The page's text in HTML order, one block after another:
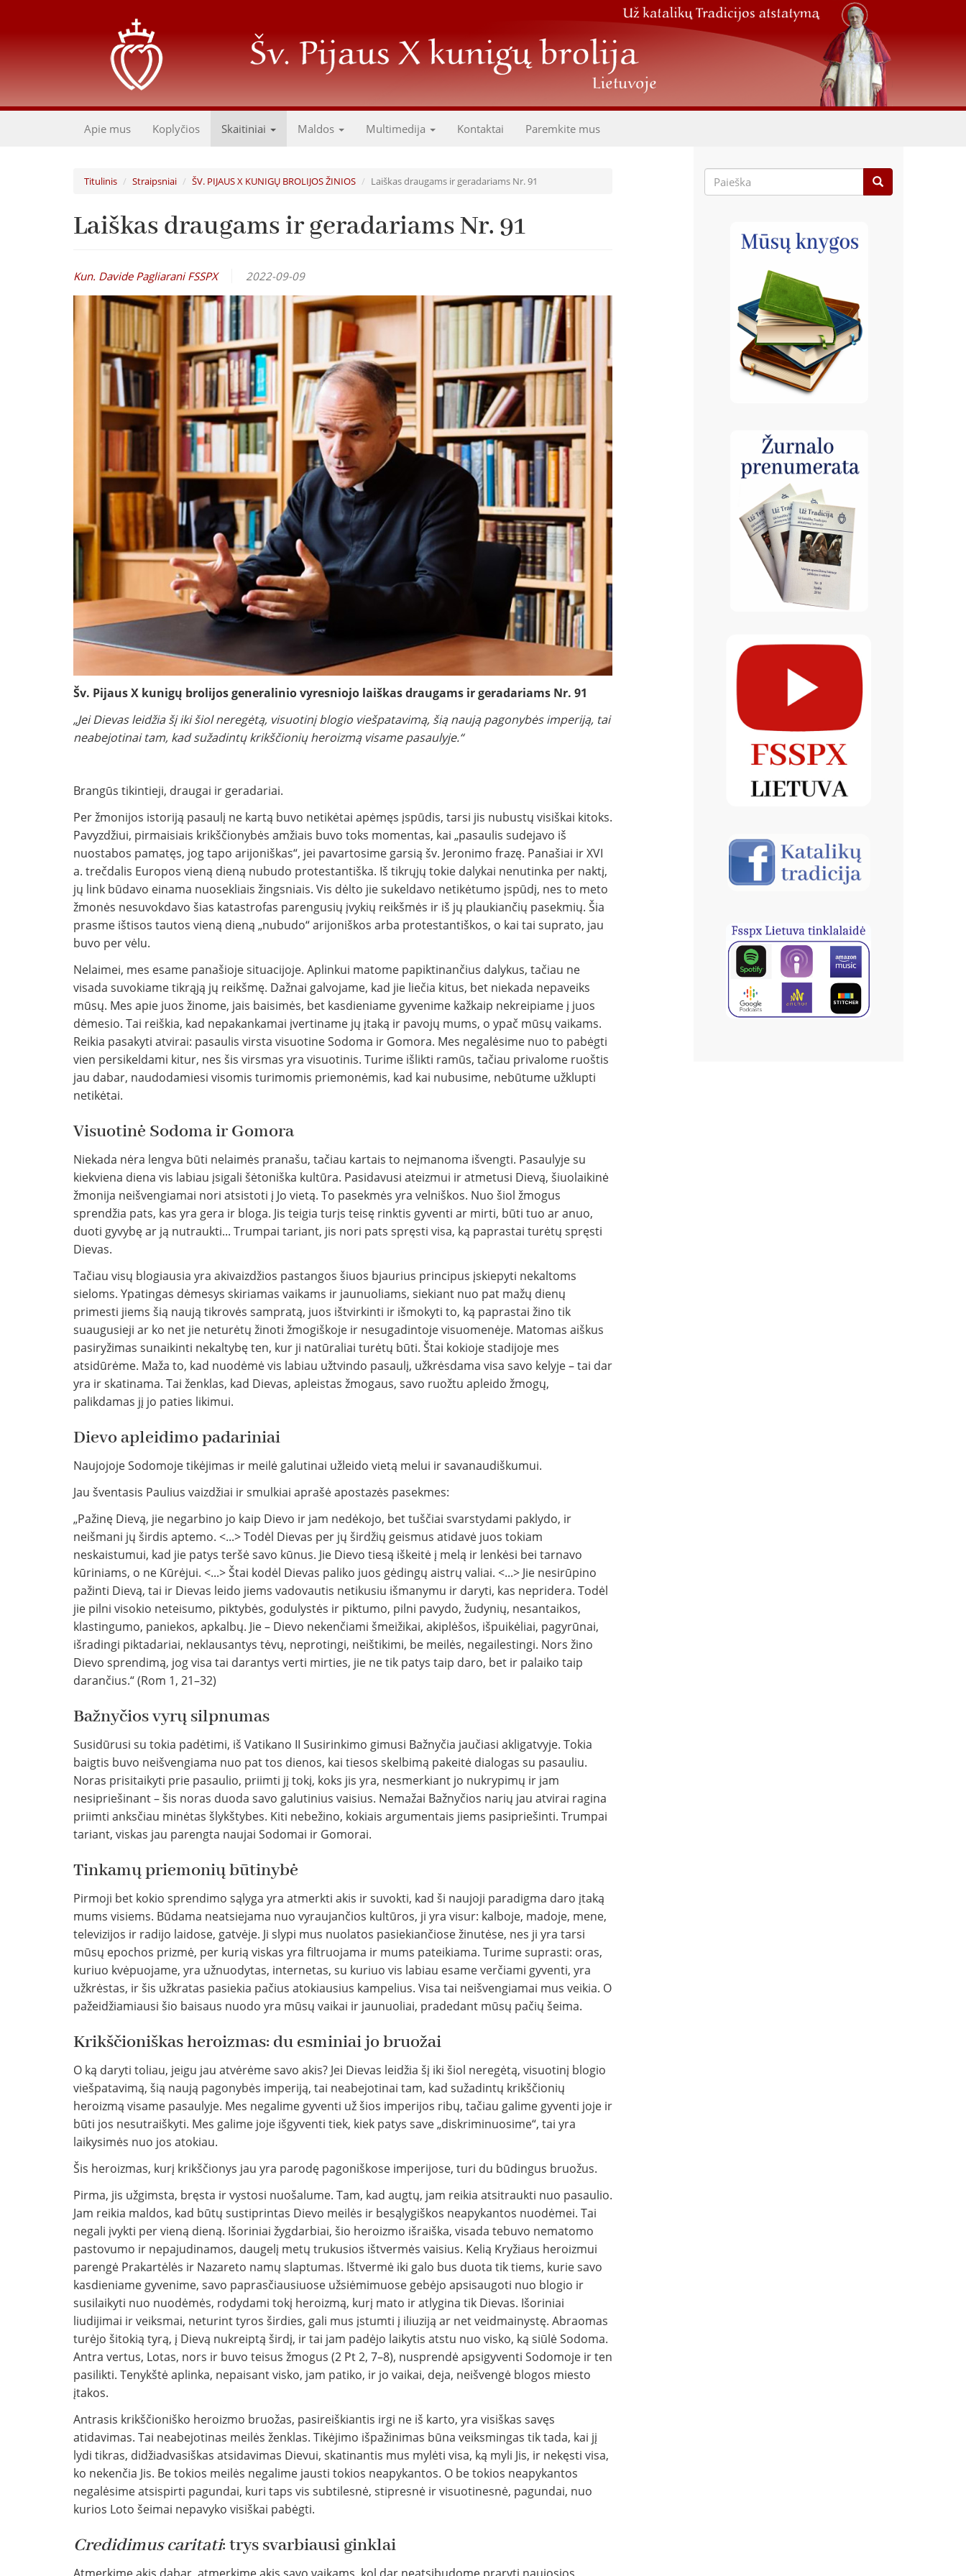
Apie mus Koplyčios Skaitiniai Maldos Multimedija Kontaktai Paremkite mus
Titulinis Straipsniai ŠV. PIJAUS X KUNIGŲ BROLIJOS ŽINIOS Laiškas draugams ir geradariams Nr. 91
Laiškas draugams ir geradariams Nr. 91
Kun. Davide Pagliarani FSSPX 2022-09-09
Šv. Pijaus X kunigų brolijos generalinio vyresniojo laiškas draugams ir geradariams Nr. 91
„Jei Dievas leidžia šį iki šiol neregėtą, visuotinį blogio viešpatavimą, šią naują pagonybės imperiją, tai
neabejotinai tam, kad sužadintų krikščionių heroizmą visame pasaulyje.“
Brangūs tikintieji, draugai ir geradariai.
Per žmonijos istoriją pasaulį ne kartą buvo netikėtai apėmęs įspūdis, tarsi jis nubustų visiškai kitoks.
Pavyzdžiui, pirmaisiais krikščionybės amžiais buvo toks momentas, kai „pasaulis sudejavo iš
nuostabos pamatęs, jog tapo arijoniškas“, jei pavartosime garsią šv. Jeronimo frazę. Panašiai ir XVI
a. trečdalis Europos vieną dieną nubudo protestantiška. Iš tikrųjų tokie dalykai nenutinka per naktį,
jų link būdavo einama nuosekliais žingsniais. Vis dėlto jie sukeldavo netikėtumo įspūdį, nes to meto
žmonės nesuvokdavo šias katastrofas parengusių įvykių reikšmės ir iš jų plaukiančių pasekmių. Šia
prasme ištisos tautos vieną dieną „nubudo“ arijoniškos arba protestantiškos, o kai tai suprato, jau
buvo per vėlu.
Nelaimei, mes esame panašioje situacijoje. Aplinkui matome papiktinančius dalykus, tačiau ne
visada suvokiame tikrąją jų reikšmę. Dažnai galvojame, kad jie liečia kitus, bet niekada nepaveiks
mūsų. Mes apie juos žinome, jais baisimės, bet kasdieniame gyvenime kažkaip nekreipiame į juos
dėmesio. Tai reiškia, kad nepakankamai įvertiname jų įtaką ir pavojų mums, o ypač mūsų vaikams.
Reikia pasakyti atvirai: pasaulis virsta visuotine Sodoma ir Gomora. Mes negalėsime nuo to pabėgti
vien persikeldami kitur, nes šis virsmas yra visuotinis. Turime išlikti ramūs, tačiau privalome ruoštis
jau dabar, naudodamiesi visomis turimomis priemonėmis, kad kai nubusime, nebūtume užklupti
netikėtai.
Visuotinė Sodoma ir Gomora
Niekada nėra lengva būti nelaimės pranašu, tačiau kartais to neįmanoma išvengti. Pasaulyje su
kiekviena diena vis labiau įsigali šėtoniška kultūra. Pasidavusi ateizmui ir atmetusi Dievą, šiuolaikinė
žmonija neišvengiamai nori atsistoti į Jo vietą. To pasekmės yra velniškos. Nuo šiol žmogus
sprendžia pats, kas yra gera ir bloga. Jis teigia turįs teisę rinktis gyventi ar mirti, būti tuo ar anuo,
duoti gyvybę ar ją nutraukti... Trumpai tariant, jis nori pats spręsti visa, ką paprastai turėtų spręsti
Dievas.
Tačiau visų blogiausia yra akivaizdžios pastangos šiuos bjaurius principus įskiepyti nekaltoms
sieloms. Ypatingas dėmesys skiriamas vaikams ir jaunuoliams, siekiant nuo pat mažų dienų
primesti jiems šią naują tikrovės sampratą, juos ištvirkinti ir išmokyti to, ką paprastai žino tik
suaugusieji ar ko net jie neturėtų žinoti žmogiškoje ir nesugadintoje visuomenėje. Matomas aiškus
pasiryžimas sunaikinti nekaltybę ten, kur ji natūraliai turėtų būti. Štai kokioje stadijoje mes
atsidūrėme. Maža to, kad nuodėmė vis labiau užtvindo pasaulį, užkrėsdama visa savo kelyje – tai dar
yra ir skatinama. Tai ženklas, kad Dievas, apleistas žmogaus, savo ruožtu apleido žmogų,
palikdamas jį jo paties likimui.
Dievo apleidimo padariniai
Naujojoje Sodomoje tikėjimas ir meilė galutinai užleido vietą melui ir savanaudiškumui.
Jau šventasis Paulius vaizdžiai ir smulkiai aprašė apostazės pasekmes:
„Pažinę Dievą, jie negarbino jo kaip Dievo ir jam nedėkojo, bet tuščiai svarstydami paklydo, ir
neišmani jų širdis aptemo. <...> Todėl Dievas per jų širdžių geismus atidavė juos tokiam
neskaistumui, kad jie patys teršė savo kūnus. Jie Dievo tiesą iškeitė į melą ir lenkėsi bei tarnavo
kūriniams, o ne Kūrėjui. <...> Štai kodėl Dievas paliko juos gėdingų aistrų valiai. <...> Jie nesirūpino
pažinti Dievą, tai ir Dievas leido jiems vadovautis netikusiu išmanymu ir daryti, kas nepridera. Todėl
jie pilni visokio neteisumo, piktybės, godulystės ir piktumo, pilni pavydo, žudynių, nesantaikos,
klastingumo, paniekos, apkalbų. Jie – Dievo nekenčiami šmeižikai, akiplėšos, išpuikėliai, pagyrūnai,
išradingi piktadariai, neklausantys tėvų, neprotingi, neištikimi, be meilės, negailestingi. Nors žino
Dievo sprendimą, jog visa tai darantys verti mirties, jie ne tik patys taip daro, bet ir palaiko taip
darančius.“ (Rom 1, 21–32)
Bažnyčios vyrų silpnumas
Susidūrusi su tokia padėtimi, iš Vatikano II Susirinkimo gimusi Bažnyčia jaučiasi akligatvyje. Tokia
baigtis buvo neišvengiama nuo pat tos dienos, kai tiesos skelbimą pakeitė dialogas su pasauliu.
Noras prisitaikyti prie pasaulio, priimti jį tokį, koks jis yra, nesmerkiant jo nukrypimų ir jam
nesipriešinant – šis noras duoda savo galutinius vaisius. Nemažai Bažnyčios narių jau atvirai ragina
priimti anksčiau minėtas šlykštybes. Kiti nebežino, kokiais argumentais jiems pasipriešinti. Trumpai
tariant, viskas jau parengta naujai Sodomai ir Gomorai.
Tinkamų priemonių būtinybė
Pirmoji bet kokio sprendimo sąlyga yra atmerkti akis ir suvokti, kad ši naujoji paradigma daro įtaką
mums visiems. Būdama neatsiejama nuo vyraujančios kultūros, ji yra visur: kalboje, madoje, mene,
televizijos ir radijo laidose, gatvėje. Ji slypi mus nuolatos pasiekiančiose žinutėse, nes ji yra tarsi
mūsų epochos prizmė, per kurią viskas yra filtruojama ir mums pateikiama. Turime suprasti: oras,
kuriuo kvėpuojame, yra užnuodytas, internetas, su kuriuo vis labiau esame verčiami gyventi, yra
užkrėstas, ir šis užkratas pasiekia pačius atokiausius kampelius. Visa tai neišvengiamai mus veikia. O
pažeidžiamiausi šio baisaus nuodo yra mūsų vaikai ir jaunuoliai, pradedant mūsų pačių šeima.
Krikščioniškas heroizmas: du esminiai jo bruožai
O ką daryti toliau, jeigu jau atvėrėme savo akis? Jei Dievas leidžia šį iki šiol neregėtą, visuotinį blogio
viešpatavimą, šią naują pagonybės imperiją, tai neabejotinai tam, kad sužadintų krikščionių
heroizmą visame pasaulyje. Mes negalime gyventi už šios imperijos ribų, tačiau galime gyventi joje ir
būti jos nesutraiškyti. Mes galime joje išgyventi tiek, kiek patys save „diskriminuosime“, tai yra
laikysimės nuo jos atokiau.
Šis heroizmas, kurį krikščionys jau yra parodę pagoniškose imperijose, turi du būdingus bruožus.
Pirma, jis užgimsta, bręsta ir vystosi nuošalume. Tam, kad augtų, jam reikia atsitraukti nuo pasaulio.
Jam reikia maldos, kad būtų sustiprintas Dievo meilės ir besąlygiškos neapykantos nuodėmei. Tai
negali įvykti per vieną dieną. Išoriniai žygdarbiai, šio heroizmo išraiška, visada tebuvo nematomo
pastovumo ir nepajudinamos, daugelį metų trukusios ištvermės vaisius. Kelią Kryžiaus heroizmui
parengė Prakartėlės ir Nazareto namų slaptumas. Ištvermė iki galo bus duota tik tiems, kurie savo
kasdieniame gyvenime, savo paprasčiausiuose užsiėmimuose gebėjo apsisaugoti nuo blogio ir
susilaikyti nuo nuodėmės, rodydami tokį heroizmą, kurį mato ir atlygina tik Dievas. Išoriniai
liudijimai ir veiksmai, neturint tyros širdies, gali mus įstumti į iliuziją ar net veidmainystę. Abraomas
turėjo šitokią tyrą, į Dievą nukreiptą širdį, ir tai jam padėjo laikytis atstu nuo visko, ką siūlė Sodoma.
Antra vertus, Lotas, nors ir buvo teisus žmogus (2 Pt 2, 7–8), nusprendė apsigyventi Sodomoje ir ten
pasilikti. Tenykštė aplinka, nepaisant visko, jam patiko, ir jo vaikai, deja, neišvengė blogos miesto
įtakos.
Antrasis krikščioniško heroizmo bruožas, pasireiškiantis irgi ne iš karto, yra visiškas savęs
atidavimas. Tai neabejotinas meilės ženklas. Tikėjimo išpažinimas būna veiksmingas tik tada, kai jį
lydi tikras, didžiadvasiškas atsidavimas Dievui, skatinantis mus mylėti visa, ką myli Jis, ir nekęsti visa,
ko nekenčia Jis. Be tokios meilės negalime jausti tokios neapykantos. O be tokios neapykantos
negalėsime atsispirti pagundai, kuri taps vis subtilesnė, stipresnė ir visuotinesnė, pagundai, nuo
kurios Loto šeimai nepavyko visiškai pabėgti.
Credidimus caritati: trys svarbiausi ginklai
Paieškos